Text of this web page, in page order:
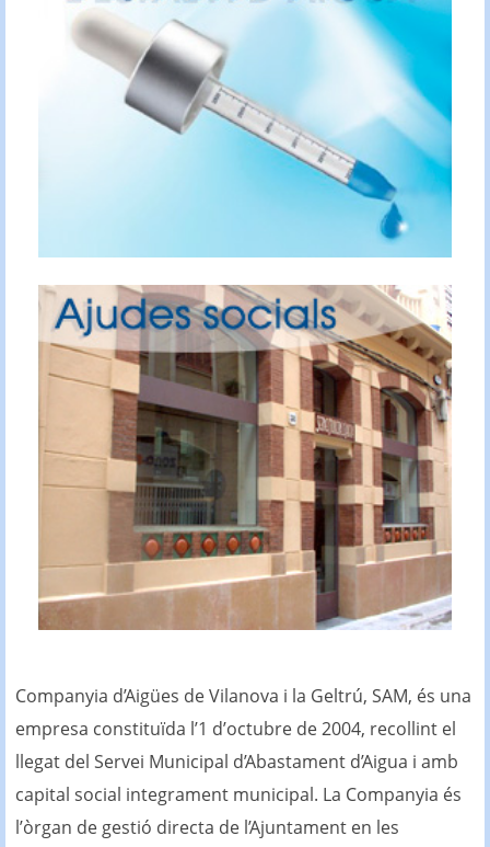
Companyia d’Aigües de Vilanova i la Geltrú, SAM, és una
empresa constituïda l’1 d’octubre de 2004, recollint el
llegat del Servei Municipal d’Abastament d’Aigua i amb
capital social integrament municipal. La Companyia és
l’òrgan de gestió directa de l’Ajuntament en les